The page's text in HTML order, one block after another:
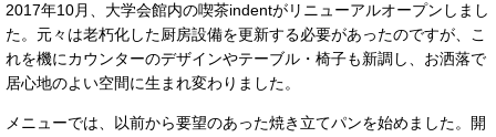
2017年10月、大学会館内の喫茶indentがリニューアルオープンしまし
た。元々は老朽化した厨房設備を更新する必要があったのですが、こ
れを機にカウンターのデザインやテーブル・椅子も新調し、お洒落で
居心地のよい空間に生まれ変わりました。
メニューでは、以前から要望のあった焼き立てパンを始めました。開